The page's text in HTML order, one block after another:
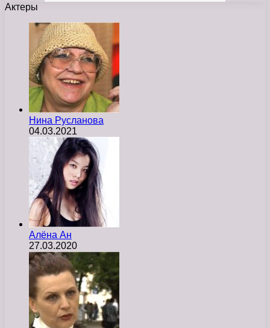
Актеры
Нина Русланова
04.03.2021
Алёна Ан
27.03.2020